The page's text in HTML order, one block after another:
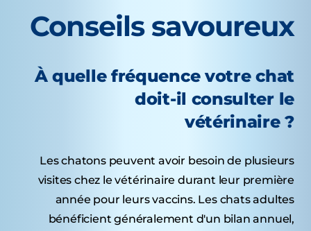
Conseils savoureux
À quelle fréquence votre chat
doit-il consulter le
vétérinaire ?
Les chatons peuvent avoir besoin de plusieurs
visites chez le vétérinaire durant leur première
année pour leurs vaccins. Les chats adultes
bénéficient généralement d'un bilan annuel,